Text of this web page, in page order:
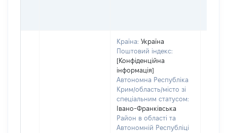
Країна: Україна
Поштовий індекс:
[Конфіденційна
інформація]
Автономна Республіка
Крим/область/місто зі
спеціальним статусом:
Івано-Франківська
Район в області та
Автономній Республіці